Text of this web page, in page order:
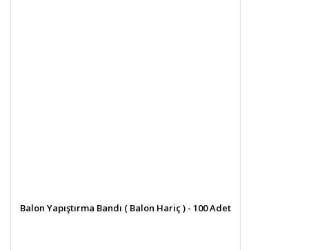
Balon Yapıştırma Bandı ( Balon Hariç ) - 100 Adet